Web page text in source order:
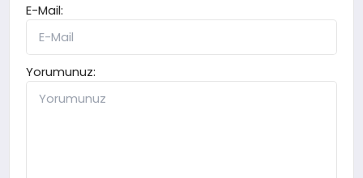
E-Mail:
Yorumunuz: